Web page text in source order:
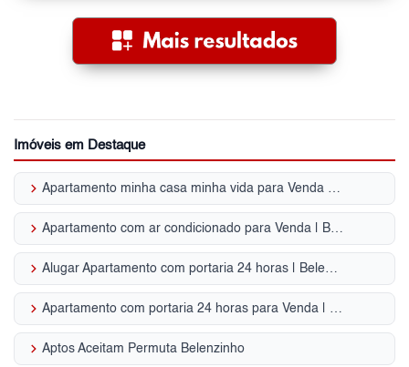
Imóveis em Destaque
keyboard_arrow_right Apartamento minha casa minha vida para Venda | Belenzinho
keyboard_arrow_right Apartamento com ar condicionado para Venda | Belenzinho
keyboard_arrow_right Alugar Apartamento com portaria 24 horas | Belenzinho
keyboard_arrow_right Apartamento com portaria 24 horas para Venda | Belenzinho
keyboard_arrow_right Aptos Aceitam Permuta Belenzinho